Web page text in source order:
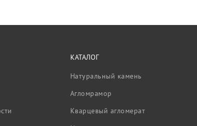
КАТАЛОГ
Натуральный камень
Агломрамор
Кварцевый агломерат